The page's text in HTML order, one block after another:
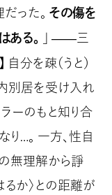
った。 その傷を
ある。 」 ――三
自分を疎（うと）
別居を受け入れ
ーのもと知り合
り…。 一方、性自
無理解から諍
るか〉との距離が